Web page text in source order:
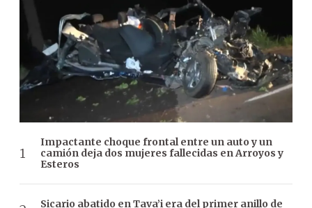
Impactante choque frontal entre un auto y un
camión deja dos mujeres fallecidas en Arroyos y
Esteros
Sicario abatido en Tava’i era del primer anillo de